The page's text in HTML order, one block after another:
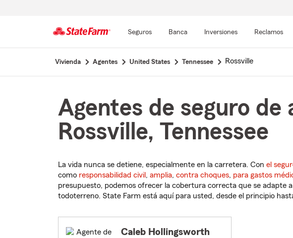
Seguros Banca Inversiones Reclamos
Vivienda Agentes United States Tennessee Rossville
Agentes de seguro
Rossville, Tennessee
La vida nunca se detiene, especialmente en la carretera. Con el
como responsabilidad civil , amplia, contra choques, para gastos
presupuesto, podemos ofrecer la cobertura correcta que se adapte
todoterreno. State Farm está aquí para usted, desde el principio
Caleb Hollingsworth